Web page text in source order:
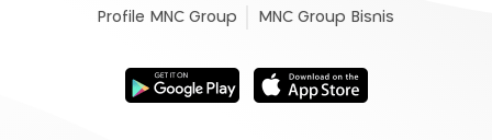
Profile MNC Group MNC Group Bisnis